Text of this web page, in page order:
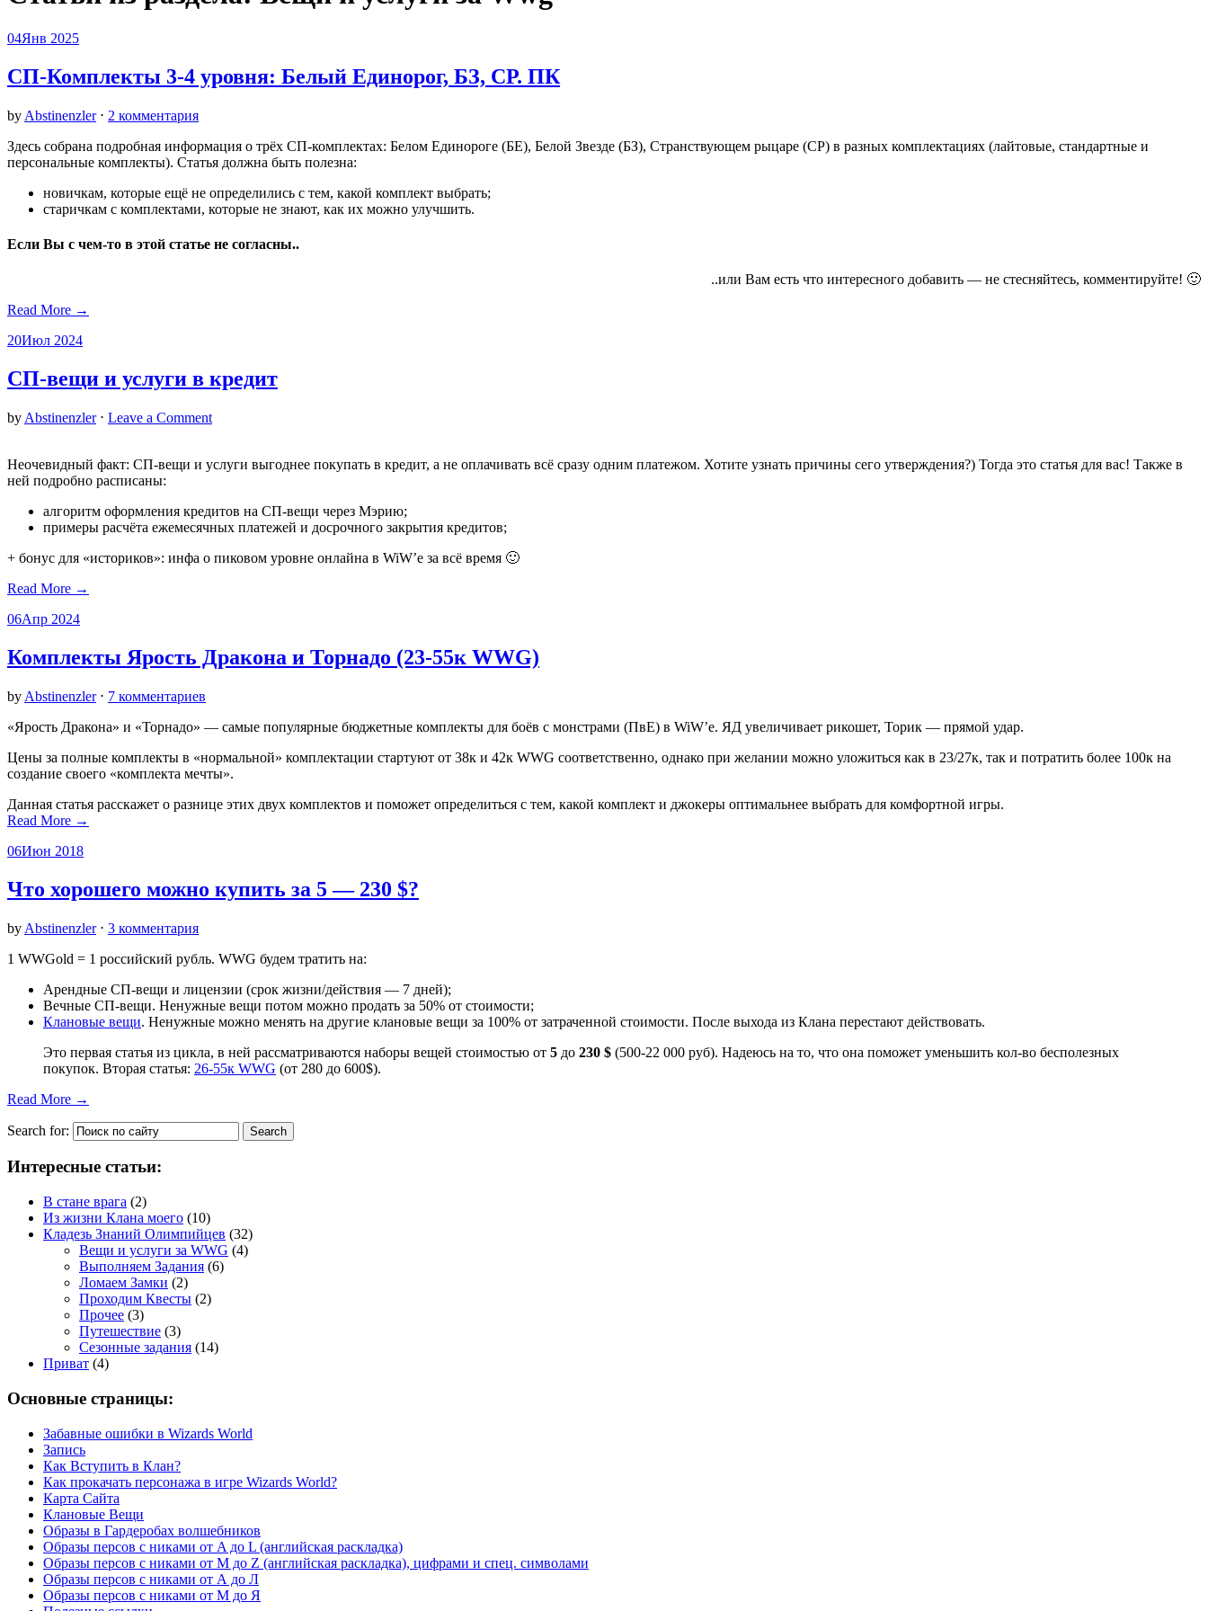
04Янв 2025
СП-Комплекты 3-4 уровня: Белый Единорог, БЗ, СР. ПК
by Abstinenzler⋅ 2 комментария
Здесь собрана подробная информация о трёх СП-комплектах: Белом Единороге (БЕ), Белой Звезде (БЗ), Странствующем рыцаре (СР) в разных комплектациях (лайтовые, стандартные и
персональные комплекты). Статья должна быть полезна:
новичкам, которые ещё не определились с тем, какой комплект выбрать;
старичкам с комплектами, которые не знают, как их можно улучшить.
Если Вы с чем-то в этой статье не согласны..
..или Вам есть что интересного добавить — не стесняйтесь, комментируйте! 🙂
Read More →
20Июл 2024
СП-вещи и услуги в кредит
by Abstinenzler⋅ Leave a Comment
Неочевидный факт: СП-вещи и услуги выгоднее покупать в кредит, а не оплачивать всё сразу одним платежом. Хотите узнать причины сего утверждения?) Тогда это статья для вас! Также в
ней подробно расписаны:
алгоритм оформления кредитов на СП-вещи через Мэрию;
примеры расчёта ежемесячных платежей и досрочного закрытия кредитов;
+ бонус для «историков»: инфа о пиковом уровне онлайна в WiW’е за всё время 🙂
Read More →
06Апр 2024
Комплекты Ярость Дракона и Торнадо (23-55к WWG)
by Abstinenzler⋅ 7 комментариев
«Ярость Дракона» и «Торнадо» — самые популярные бюджетные комплекты для боёв с монстрами (ПвЕ) в WiW’e. ЯД увеличивает рикошет, Торик — прямой удар.
Цены за полные комплекты в «нормальной» комплектации стартуют от 38к и 42к WWG соответственно, однако при желании можно уложиться как в 23/27к, так и потратить более 100к на
создание своего «комплекта мечты».
Данная статья расскажет о разнице этих двух комплектов и поможет определиться с тем, какой комплект и джокеры оптимальнее выбрать для комфортной игры.
Read More →
06Июн 2018
Что хорошего можно купить за 5 — 230 $?
by Abstinenzler⋅ 3 комментария
1 WWGold = 1 российский рубль. WWG будем тратить на:
Арендные СП-вещи и лицензии (срок жизни/действия — 7 дней);
Вечные СП-вещи. Ненужные вещи потом можно продать за 50% от стоимости;
Клановые вещи. Ненужные можно менять на другие клановые вещи за 100% от затраченной стоимости. После выхода из Клана перестают действовать.
Это первая статья из цикла, в ней рассматриваются наборы вещей стоимостью от 5 до 230 $ (500-22 000 руб). Надеюсь на то, что она поможет уменьшить кол-во бесполезных
покупок. Вторая статья: 26-55к WWG (от 280 до 600$).
Read More →
Search for:
Интересные статьи:
В стане врага (2)
Из жизни Клана моего (10)
Кладезь Знаний Олимпийцев (32)
Вещи и услуги за WWG (4)
Выполняем Задания (6)
Ломаем Замки (2)
Проходим Квесты (2)
Прочее (3)
Путешествие (3)
Сезонные задания (14)
Приват (4)
Основные страницы:
Забавные ошибки в Wizards World
Запись
Как Вступить в Клан?
Как прокачать персонажа в игре Wizards World?
Карта Сайта
Клановые Вещи
Образы в Гардеробах волшебников
Образы персов с никами от A до L (английская раскладка)
Образы персов с никами от M до Z (английская раскладка), цифрами и спец. символами
Образы персов с никами от А до Л
Образы персов с никами от М до Я